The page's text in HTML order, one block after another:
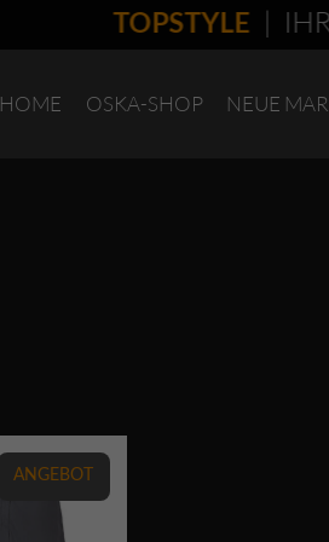
TOPSTYLE| IHR
HOME OSKA-SHOP NEUE
Dieses Produkt weist mehrere Varianten auf. Die Optionen können auf der Produktseite gewählt werden
ANGEBOT